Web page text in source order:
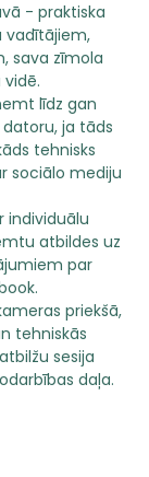
- praktiska
vadītājiem,
sava zīmola
līdz gan
ja tāds
tehnisks
sociālo mediju
individuālu
atbildes uz
par
priekšā,
tehniskās
sesija
daļa.